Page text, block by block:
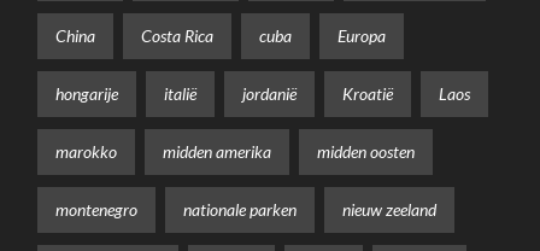
China Costa Rica cuba Europa
hongarije italië jordanië Kroatië Laos
marokko midden amerika midden oosten
montenegro nationale parken nieuw zeeland